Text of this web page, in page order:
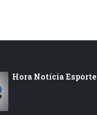
Hora Notícia Esporte